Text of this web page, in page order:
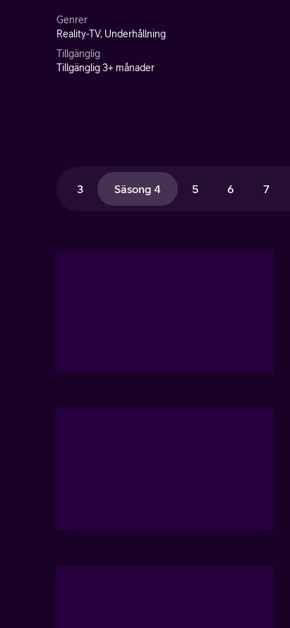
Genrer
Reality-TV, Underhållning
Tillgänglig
Tillgänglig 3+ månader
3 Säsong 4 5 6 7